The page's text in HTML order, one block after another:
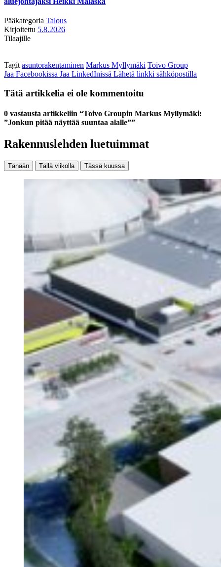
Pääkategoria Talous
Kirjoitettu 5.8.2026
Tilaajille
Tagit asuntorakentaminen Markus Myllymäki Toivo Group
Jaa Facebookissa Jaa LinkedInissä Lähetä linkki sähköpostilla
Tätä artikkelia ei ole kommentoitu
0 vastausta artikkeliin “Toivo Groupin Markus Myllymäki:
”Jonkun pitää näyttää suuntaa alalle””
Rakennuslehden luetuimmat
Tänään Tällä viikolla Tässä kuussa